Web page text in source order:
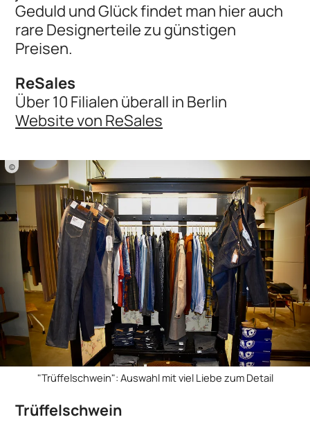
Geduld und Glück findet man hier auch
rare Designerteile zu günstigen
Preisen.
ReSales
Über 10 Filialen überall in Berlin
Website von ReSales
©
"Trüffelschwein": Auswahl mit viel Liebe zum Detail
Trüffelschwein